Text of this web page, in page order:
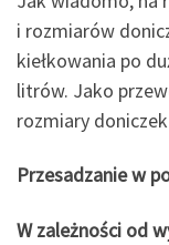
i rozmiarów
kiełkowania po
litrów. Jako
rozmiary
Przesadzanie w
W zależności od